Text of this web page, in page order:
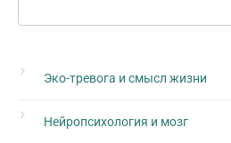
Эко-тревога и смысл жизни
Нейропсихология и мозг